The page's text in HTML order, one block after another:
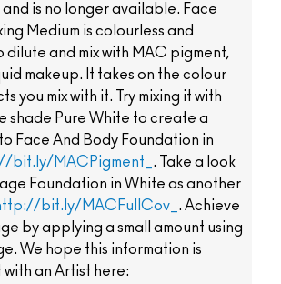
and is no longer available. Face
Medium is colourless and
dilute and mix with MAC pigment,
makeup. It takes on the colour
you mix with it. Try mixing it with
shade Pure White to create a
to Face And Body Foundation in
bit.ly/MACPigment_. Take a look
Foundation in White as another
http://bit.ly/MACFullCov_. Achieve
by applying a small amount using
We hope this information is
with an Artist here: